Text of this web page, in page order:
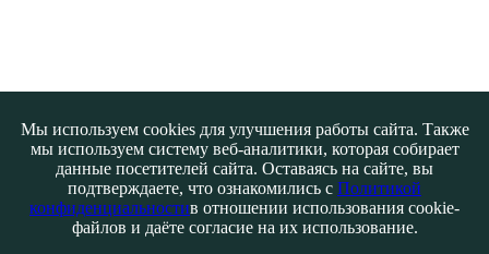
Контакты
Мы используем cookies для улучшения работы сайта. Также
мы используем систему веб-аналитики, которая собирает
данные посетителей сайта. Оставаясь на сайте, вы
подтверждаете, что ознакомились с Политикой
конфиденциальностив отношении использования cookie-
файлов и даёте согласие на их использование.